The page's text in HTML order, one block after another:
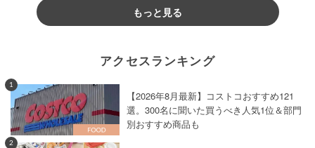
もっと見る
アクセスランキング
1
【2026年8月最新】コストコおすすめ121
選。300名に聞いた買うべき人気1位＆部門
別おすすめ商品も
2